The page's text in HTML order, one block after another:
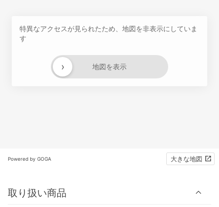
特異なアクセスが見られたため、地図を非表示にしていま
す
地図を表示
›
Powered by GOGA 大きな地図
取り扱い商品